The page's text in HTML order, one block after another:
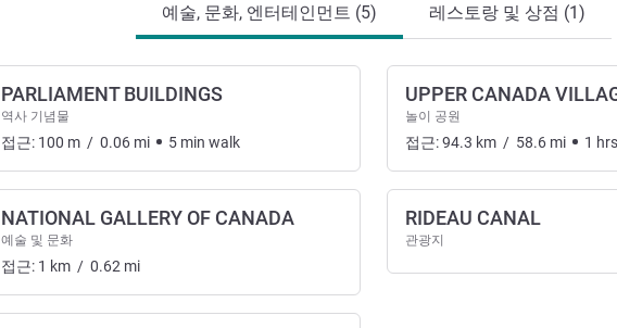
예술, 문화, 엔터테인먼트 (5) 레스토랑 및 상점 (1)
PARLIAMENT BUILDINGS
역사 기념물
접근: 100 m / 0.06 mi 5 min walk
NATIONAL GALLERY OF CANADA
예술 및 문화
접근: 1 km / 0.62 mi
UPPER CANADA
놀이 공원
접근:94.3 km / 58.6 mi 1 hrs
RIDEAU CANAL
관광지